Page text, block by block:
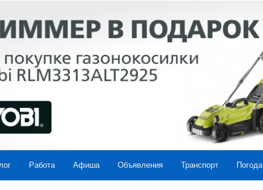
Работа Афиша Объявления Транспорт Погода